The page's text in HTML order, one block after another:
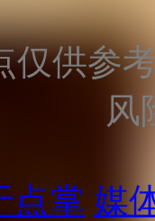
仅供参
风
点掌 媒